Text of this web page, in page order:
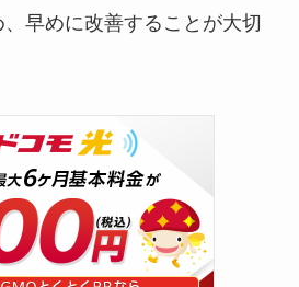
早めに改善することが大切